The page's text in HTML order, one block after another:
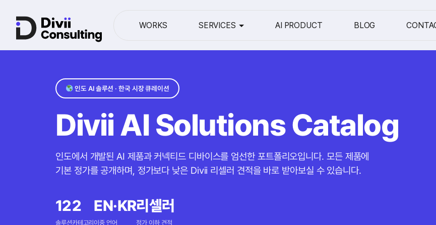
WORKS SERVICES AI PRODUCT BLOG
인도 AI 솔루션 · 한국 시장 큐레이션
Divii AI Solutions Catalog
인도에서 개발된 AI 제품과 커넥티드 디바이스를 엄선한 포트폴리오입니다. 모든 제품에
기본 정가를 공개하며, 정가보다 낮은 Divii 리셀러 견적을 바로 받아보실 수 있습니다.
12
솔루션
2
카테고리
EN·KR
이중 언어
리셀러
정가 이하 견적